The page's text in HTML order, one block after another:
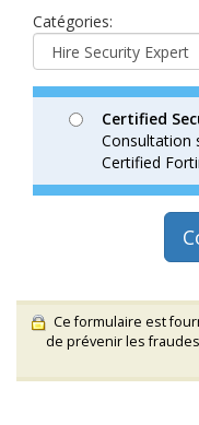
Catégories:
Certified
Consultation
Certified
Ce formulaire est
de prévenir les